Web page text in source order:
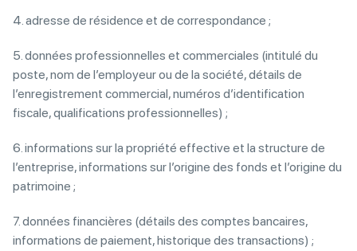
4. adresse de résidence et de correspondance ;
5. données professionnelles et commerciales (intitulé du
poste, nom de l’employeur ou de la société, détails de
l’enregistrement commercial, numéros d’identification
fiscale, qualifications professionnelles) ;
6. informations sur la propriété effective et la structure de
l’entreprise, informations sur l’origine des fonds et l’origine du
patrimoine ;
7. données financières (détails des comptes bancaires,
informations de paiement, historique des transactions) ;